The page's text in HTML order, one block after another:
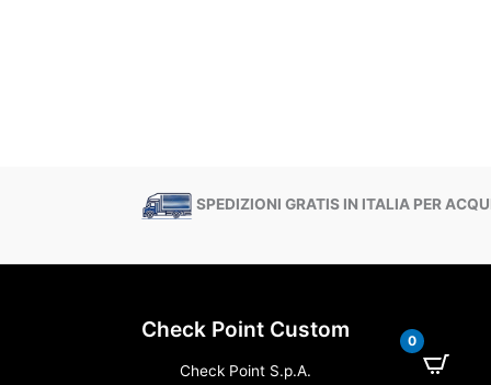
SPEDIZIONI GRATIS IN ITALIA PER
Check Point Custom
Check Point S.p.A.
0